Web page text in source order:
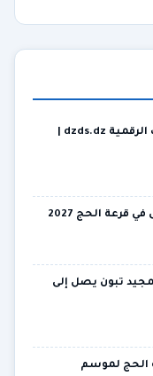
الحج 2027
تبون يصل إلى
الحج لموسم